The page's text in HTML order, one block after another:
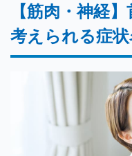
【筋肉・神経
考えられる症状